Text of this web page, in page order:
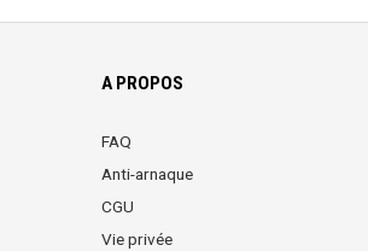
A PROPOS
FAQ
Anti-arnaque
CGU
Vie privée